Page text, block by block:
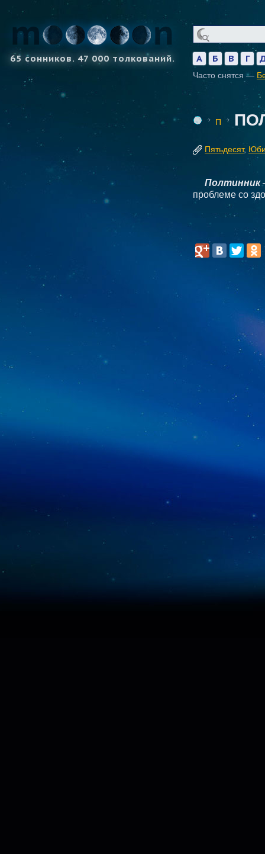
65 сонников. 47 000 толкований. А Б В Г
Часто снятся —
П
Пятьдесят,
Полтинник
проблеме со